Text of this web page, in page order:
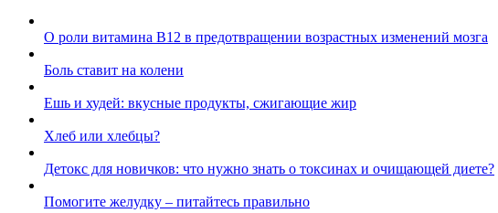
О роли витамина B12 в предотвращении возрастных изменений мозга
Боль ставит на колени
Ешь и худей: вкусные продукты, сжигающие жир
Хлеб или хлебцы?
Детокс для новичков: что нужно знать о токсинах и очищающей диете?
Помогите желудку – питайтесь правильно